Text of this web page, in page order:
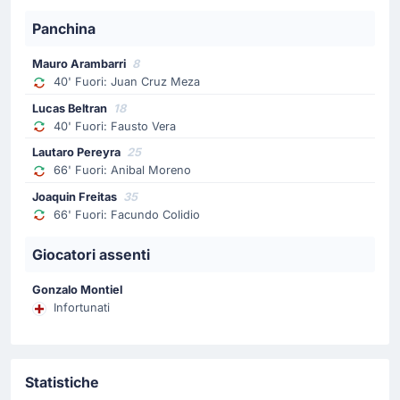
Cambio Aldosivi: Blas Agustin Palavecino è il sostituto di
65'
Sostituzione
Rodrigo Gonzalez
Elias Lopez
Sostituzione Aldosivi: esce Rodrigo Gonzalez ed entra
Elias Lopez.
56' Goal !
Gol! Aldo Tomas Lujan Fernandez incrementa il
Sostituzione
Panchina
Mauro Arambarri 8
40' Fuori: Juan Cruz Meza
Lucas Beltran 18
40' Fuori: Fausto Vera
Lautaro Pereyra 25
66' Fuori: Anibal Moreno
Joaquin Freitas 35
66' Fuori: Facundo Colidio
Giocatori assenti
Gonzalo Montiel
Infortunati
Statistiche